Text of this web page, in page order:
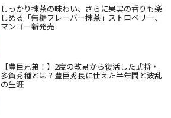
しっかり抹茶の味わい、さらに果実の香りも楽
しめる「無糖フレーバー抹茶」ストロベリー、
マンゴー新発売
【豊臣兄弟！】2度の改易から復活した武将・
多賀秀種とは？豊臣秀長に仕えた半年間と波乱
の生涯